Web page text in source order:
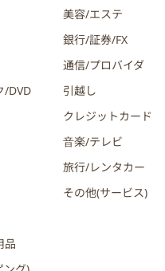
/DVD
品
美容/エステ
銀行/証券/FX
通信/プロバイダ
引越し
クレジットカード
音楽/テレビ
旅行/レンタカー
その他(サービス)